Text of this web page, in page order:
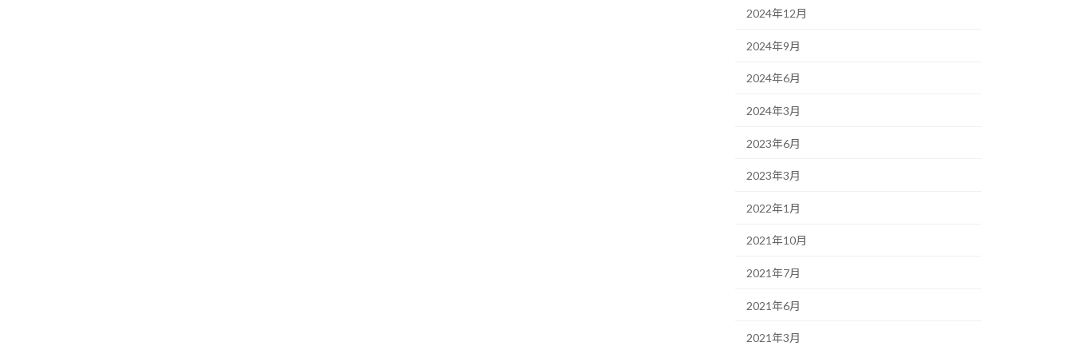
2024年12月
2024年9月
2024年6月
2024年3月
2023年6月
2023年3月
2022年1月
2021年10月
2021年7月
2021年6月
2021年3月